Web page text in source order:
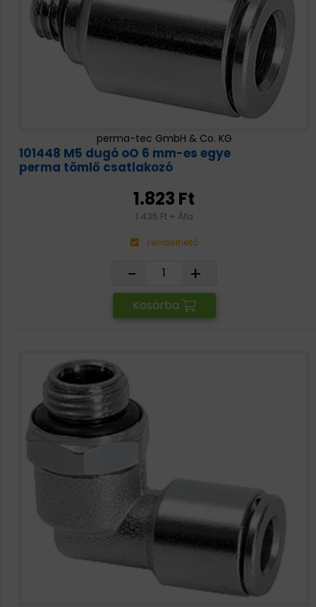
perma-tec GmbH & Co. KG
101448 M5 dugó oO 6 mm-es egye
perma tömlő csatlakozó
1.823 Ft
1.435 Ft + Áfa
rendelhető
- +
Kosárba